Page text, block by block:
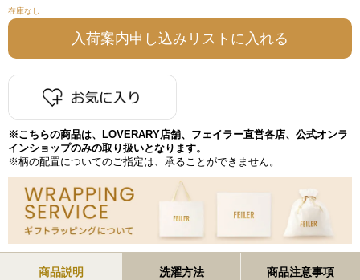
在庫なし
※こちらの商品は、LOVERARY店舗、フェイラー直営各店、公式オンラ
インショップのみの取り扱いとなります。
※柄の配置についてのご指定は、承ることができません。
商品説明 洗濯方法 商品注意事項